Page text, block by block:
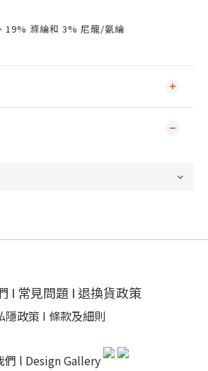
19% 滌綸和 3% 尼龍/氨綸
I 常見問題 I 退換貨政策
隱政策 I 條款及細則
們 l Design Gallery